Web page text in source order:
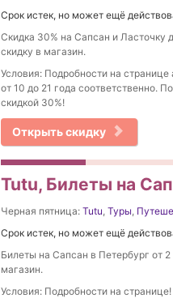
Срок истек, но может ещё
Скидка 30% на Сапсан и Ласточку
скидку в магазин.
Условия: Подробности на
от 10 до 21 года соответственно.
скидкой 30%!
Открыть скидку
Tutu, Билеты на
Черная пятница: Tutu, Туры,
Срок истек, но может ещё
Билеты на Сапсан в Петербург от
магазин.
Условия: Подробности на странице!